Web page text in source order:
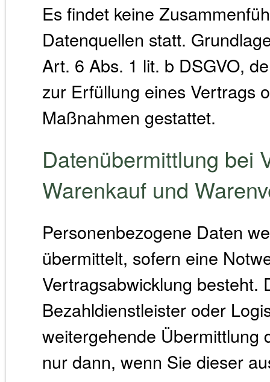
Es findet keine
Datenquellen statt.
Art. 6 Abs. 1 lit. b DSGVO,
zur Erfüllung eines Vertrags
Maßnahmen gestattet.
Datenübermittlung bei
Warenkauf und
Personenbezogene Daten
übermittelt, sofern eine
Vertragsabwicklung besteht.
Bezahldienstleister oder
weitergehende Übermittlung
nur dann, wenn Sie dieser